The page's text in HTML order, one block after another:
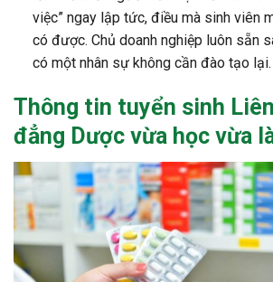
việc” ngay lập tức, điều mà sinh viên
có được. Chủ doanh nghiệp luôn sẵn
có một nhân sự không cần đào tạo lại.
Thông tin tuyển sinh
đẳng Dược vừa học vừa